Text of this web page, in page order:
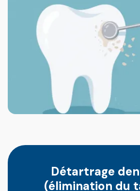
Détartrage
(élimination du